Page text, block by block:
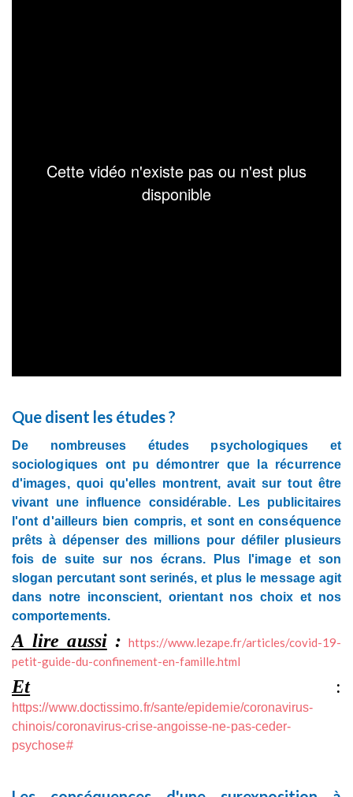
Que disent les études ?
De nombreuses études psychologiques et
sociologiques ont pu démontrer que la récurrence
d'images, quoi qu'elles montrent, avait sur tout être
vivant une influence considérable. Les publicitaires
l'ont d'ailleurs bien compris, et sont en conséquence
prêts à dépenser des millions pour défiler plusieurs
fois de suite sur nos écrans. Plus l'image et son
slogan percutant sont serinés, et plus le message agit
dans notre inconscient, orientant nos choix et nos
comportements.
A lire aussi: https://www.lezape.fr/articles/covid-19-
petit-guide-du-confinement-en-famille.html
Et:
https://www.doctissimo.fr/sante/epidemie/coronavirus-
chinois/coronavirus-crise-angoisse-ne-pas-ceder-
psychose#